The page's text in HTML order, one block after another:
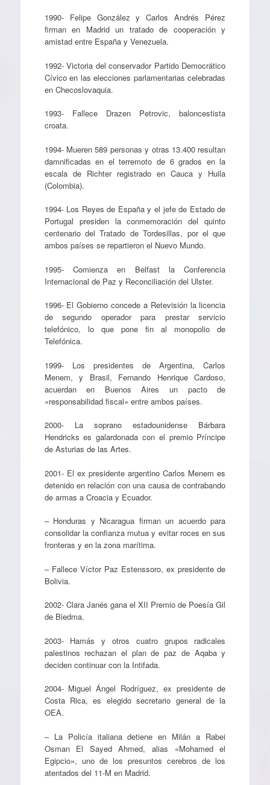
1990- Felipe González y Carlos Andrés Pérez
firman en Madrid un tratado de cooperación y
amistad entre España y Venezuela.
1992- Victoria del conservador Partido Democrático
Cívico en las elecciones parlamentarias celebradas
en Checoslovaquia.
1993- Fallece Drazen Petrovic, baloncestista
croata.
1994- Mueren 589 personas y otras 13.400 resultan
damnificadas en el terremoto de 6 grados en la
escala de Richter registrado en Cauca y Huila
(Colombia).
1994- Los Reyes de España y el jefe de Estado de
Portugal presiden la conmemoración del quinto
centenario del Tratado de Tordesillas, por el que
ambos países se repartieron el Nuevo Mundo.
1995- Comienza en Belfast la Conferencia
Internacional de Paz y Reconciliación del Ulster.
1996- El Gobierno concede a Retevisión la licencia
de segundo operador para prestar servicio
telefónico, lo que pone fin al monopolio de
Telefónica.
1999- Los presidentes de Argentina, Carlos
Menem, y Brasil, Fernando Henrique Cardoso,
acuerdan en Buenos Aires un pacto de
«responsabilidad fiscal» entre ambos países.
2000- La soprano estadounidense Bárbara
Hendricks es galardonada con el premio Príncipe
de Asturias de las Artes.
2001- El ex presidente argentino Carlos Menem es
detenido en relación con una causa de contrabando
de armas a Croacia y Ecuador.
– Honduras y Nicaragua firman un acuerdo para
consolidar la confianza mutua y evitar roces en sus
fronteras y en la zona marítima.
– Fallece Víctor Paz Estenssoro, ex presidente de
Bolivia.
2002- Clara Janés gana el XII Premio de Poesía Gil
de Biedma.
2003- Hamás y otros cuatro grupos radicales
palestinos rechazan el plan de paz de Aqaba y
deciden continuar con la Intifada.
2004- Miguel Ángel Rodríguez, ex presidente de
Costa Rica, es elegido secretario general de la
OEA.
– La Policía italiana detiene en Milán a Rabei
Osman El Sayed Ahmed, alias «Mohamed el
Egipcio», uno de los presuntos cerebros de los
atentados del 11-M en Madrid.